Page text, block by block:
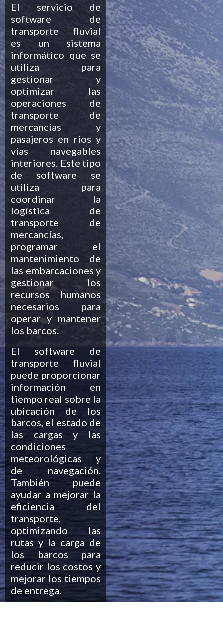
El servicio de
software de
transporte fluvial
es un sistema
informático que se
utiliza para
gestionar y
optimizar las
operaciones de
transporte de
mercancías y
pasajeros en ríos y
vías navegables
interiores. Este tipo
de software se
utiliza para
coordinar la
logística de
transporte de
mercancías,
programar el
mantenimiento de
las embarcaciones y
gestionar los
recursos humanos
necesarios para
operar y mantener
los barcos.
El software de
transporte fluvial
puede proporcionar
información en
tiempo real sobre la
ubicación de los
barcos, el estado de
las cargas y las
condiciones
meteorológicas y
de navegación.
También puede
ayudar a mejorar la
eficiencia del
transporte,
optimizando las
rutas y la carga de
los barcos para
reducir los costos y
mejorar los tiempos
de entrega.